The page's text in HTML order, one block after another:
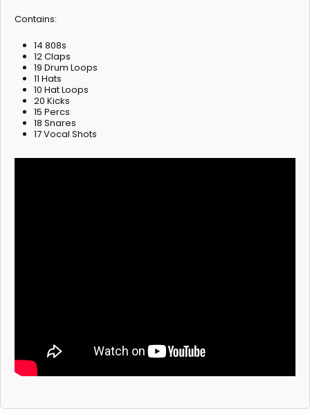
Contains:
14 808s
12 Claps
19 Drum Loops
11 Hats
10 Hat Loops
20 Kicks
15 Percs
18 Snares
17 Vocal Shots